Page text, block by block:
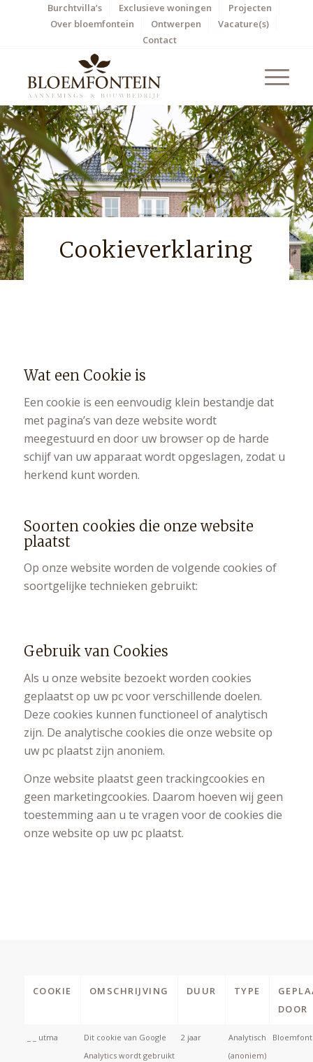
Burchtvilla’s Exclusieve woningen
Projecten
Over bloemfontein
Ontwerpen
Vacature(s)
Contact
Cookieverklaring
Wat een Cookie is
Een cookie is een eenvoudig klein bestandje dat
met pagina’s van deze website wordt
meegestuurd en door uw browser op de harde
schijf van uw apparaat wordt opgeslagen, zodat u
herkend kunt worden.
Soorten cookies die onze website
plaatst
Op onze website worden de volgende cookies of
soortgelijke technieken gebruikt:
Gebruik van Cookies
Als u onze website bezoekt worden cookies
geplaatst op uw pc voor verschillende doelen.
Deze cookies kunnen functioneel of analytisch
zijn. De analytische cookies die onze website op
uw pc plaatst zijn anoniem.
Onze website plaatst geen trackingcookies en
geen marketingcookies. Daarom hoeven wij geen
toestemming aan u te vragen voor de cookies die
onze website op uw pc plaatst.
COOKIE OMSCHRIJVING DUUR TYPE
DOOR
_ _ utma
Dit cookie van Google
Analytics wordt gebruikt
2 jaar
Analytisch
(anoniem)